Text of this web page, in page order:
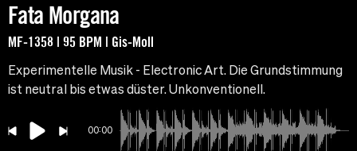
Fata Morgana
MF-1358 | 95 BPM | Gis-Moll
Experimentelle Musik - Electronic Art. Die Grundstimmung
ist neutral bis etwas düster. Unkonventionell.
00:00